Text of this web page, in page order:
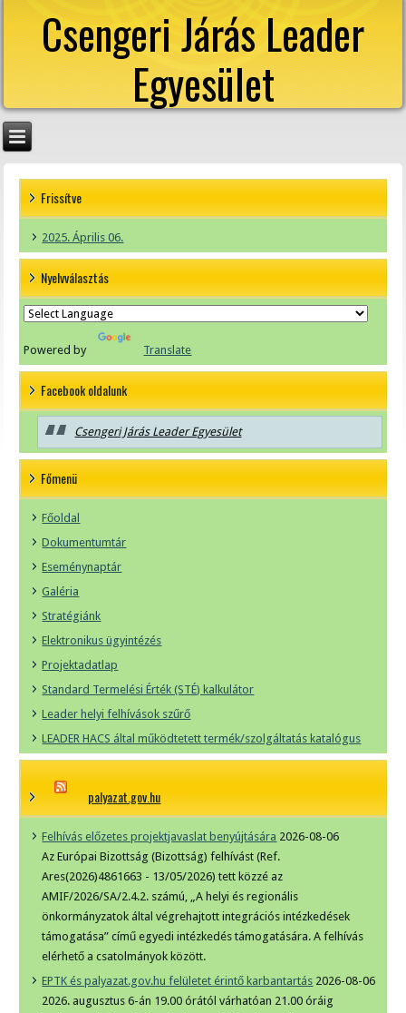
Csengeri Járás Leader
Egyesület
Frissítve
2025. Április 06.
Nyelvválasztás
Powered by Translate
Facebook oldalunk
Csengeri Járás Leader Egyesület
Főmenü
Főoldal
Dokumentumtár
Eseménynaptár
Galéria
Stratégiánk
Elektronikus ügyintézés
Projektadatlap
Standard Termelési Érték (STÉ) kalkulátor
Leader helyi felhívások szűrő
LEADER HACS által működtetett termék/szolgáltatás katalógus
palyazat.gov.hu
Felhívás előzetes projektjavaslat benyújtására 2026-08-06
Az Európai Bizottság (Bizottság) felhívást (Ref.
Ares(2026)4861663 - 13/05/2026) tett közzé az
AMIF/2026/SA/2.4.2. számú, „A helyi és regionális
önkormányzatok által végrehajtott integrációs intézkedések
támogatása” című egyedi intézkedés támogatására. A felhívás
elérhető a csatolmányok között.
EPTK és palyazat.gov.hu felületet érintő karbantartás 2026-08-06
2026. augusztus 6-án 19.00 órától várhatóan 21.00 óráig